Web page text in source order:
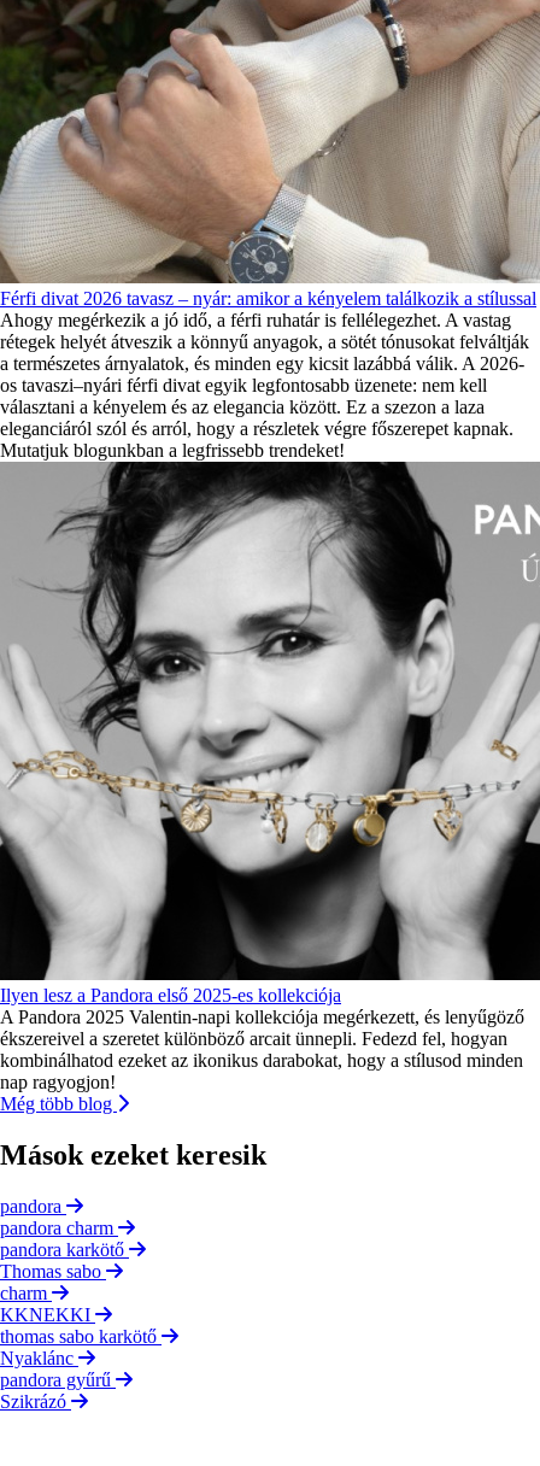
Férfi divat 2026 tavasz – nyár: amikor a kényelem találkozik a stílussal
Ahogy megérkezik a jó idő, a férfi ruhatár is fellélegezhet. A vastag
rétegek helyét átveszik a könnyű anyagok, a sötét tónusokat felváltják
a természetes árnyalatok, és minden egy kicsit lazábbá válik. A 2026-
os tavaszi–nyári férfi divat egyik legfontosabb üzenete: nem kell
választani a kényelem és az elegancia között. Ez a szezon a laza
eleganciáról szól és arról, hogy a részletek végre főszerepet kapnak.
Mutatjuk blogunkban a legfrissebb trendeket!
Ilyen lesz a Pandora első 2025-es kollekciója
A Pandora 2025 Valentin-napi kollekciója megérkezett, és lenyűgöző
ékszereivel a szeretet különböző arcait ünnepli. Fedezd fel, hogyan
kombinálhatod ezeket az ikonikus darabokat, hogy a stílusod minden
nap ragyogjon!
Még több blog
Mások ezeket keresik
pandora
pandora charm
pandora karkötő
Thomas sabo
charm
KKNEKKI
thomas sabo karkötő
Nyaklánc
pandora gyűrű
Szikrázó